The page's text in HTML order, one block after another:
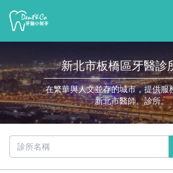
新北市板橋區牙醫診
在繁華與人文並存的城市，提供服
新北市醫師、診所。